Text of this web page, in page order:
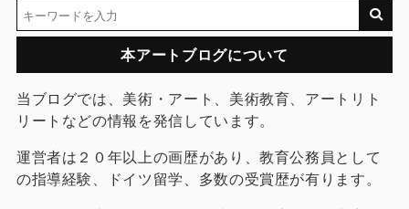
本アートブログについて
当ブログでは、美術・アート、美術教育、アートリト
リートなどの情報を発信しています。
運営者は２０年以上の画歴があり、教育公務員として
の指導経験、ドイツ留学、多数の受賞歴が有ります。